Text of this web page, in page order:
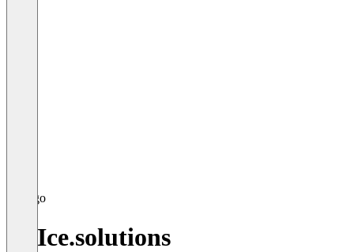
vAIce.solutions